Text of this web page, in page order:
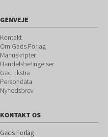
GENVEJE
Kontakt
Om Gads Forlag
Manuskripter
Handelsbetingelser
Gad Ekstra
Persondata
Nyhedsbrev
KONTAKT OS
Gads Forlag